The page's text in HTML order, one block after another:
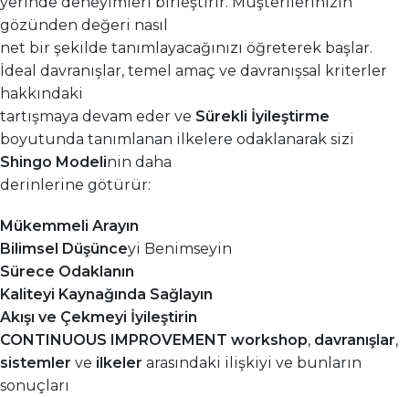
gözünden değeri nasıl
net bir şekilde tanımlayacağınızı öğreterek başlar.
İdeal davranışlar, temel amaç ve davranışsal kriterler
hakkındaki
tartışmaya devam eder ve Sürekli İyileştirme
boyutunda tanımlanan ilkelere odaklanarak sizi
Shingo Modelinin daha
derinlerine götürür:
Mükemmeli Arayın
Bilimsel Düşünceyi Benimseyin
Sürece Odaklanın
Kaliteyi Kaynağında Sağlayın
Akışı ve Çekmeyi İyileştirin
CONTINUOUS IMPROVEMENT workshop, davranışlar,
sistemler ve ilkeler arasındaki ilişkiyi ve bunların
sonuçları